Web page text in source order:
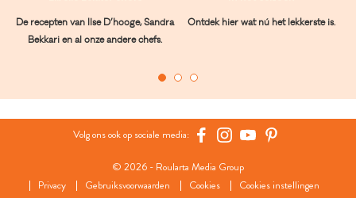
De recepten van Ilse D’hooge, Sandra
Bekkari en al onze andere chefs.
Ontdek hier wat nú het lekkerste is.
Volg ons ook op sociale media:
© 2026 - Roularta Media Group
Privacy
Gebruiksvoorwaarden Cookies Cookies instellingen